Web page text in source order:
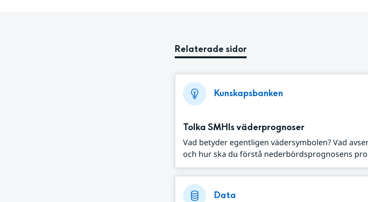
Relaterade sidor
Kunskapsbanken
Tolka SMHIs väderprognoser
Vad betyder egentligen vädersymbolen? Vad
och hur ska du förstå nederbördsprognosens
Data